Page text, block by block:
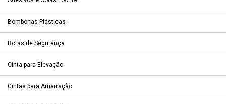
Bombonas Plásticas
Botas de Segurança
Cinta para Elevação
Cintas para Amarração